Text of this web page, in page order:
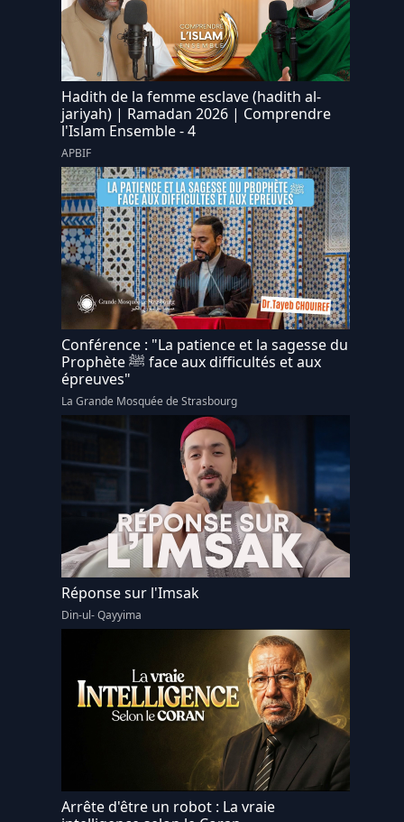
Hadith de la femme esclave (hadith al-
jariyah) | Ramadan 2026 | Comprendre
l'Islam Ensemble - 4
APBIF
Conférence : "La patience et la sagesse du
Prophète ﷺ face aux difficultés et aux
épreuves"
La Grande Mosquée de Strasbourg
Réponse sur l'Imsak
Din-ul- Qayyima
Arrête d'être un robot : La vraie